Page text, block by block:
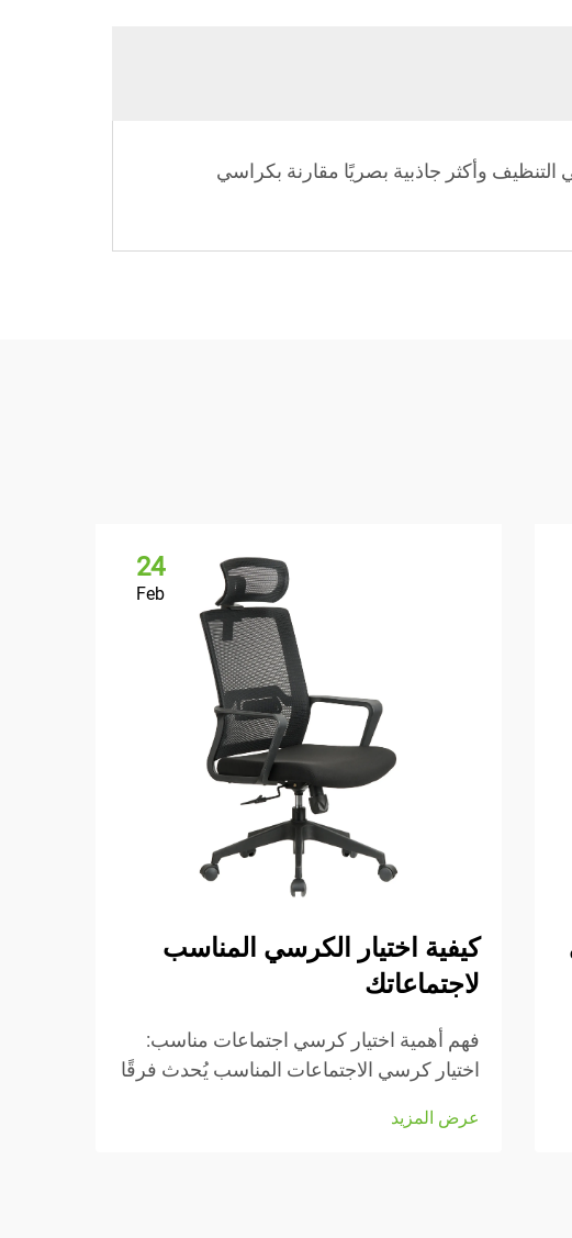
وأكثر جاذبية بصريًا مقارنة بكراسي
24
Feb
كيفية اختيار الكرسي المناسب
لاجتماعاتك
فهم أهمية اختيار كرسي اجتماعات مناسب:
اختيار كرسي الاجتماعات المناسب يُحدث فرقًا
تلك الاجتماعات الطويلة التي تبدو أنها لا
عرض المزيد